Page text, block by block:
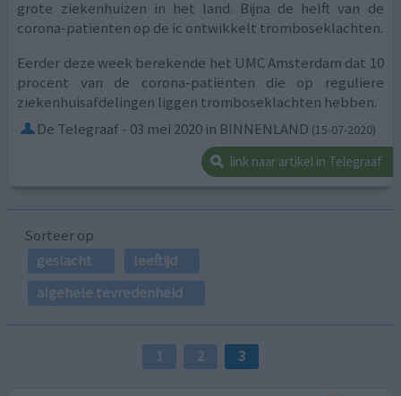
grote ziekenhuizen in het land. Bijna de helft van de
corona-patiënten op de ic ontwikkelt tromboseklachten.
Eerder deze week berekende het UMC Amsterdam dat 10
procent van de corona-patiënten die op reguliere
ziekenhuisafdelingen liggen tromboseklachten hebben.
De Telegraaf - 03 mei 2020 in BINNENLAND (15-07-2020)
link naar artikel in Telegraaf
Sorteer op
geslacht
leeftijd
algehele tevredenheid
1 2 3